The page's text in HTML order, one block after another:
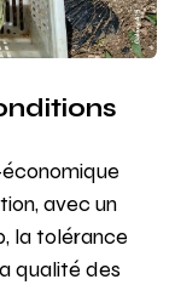
avec un
la tolérance
qualité des